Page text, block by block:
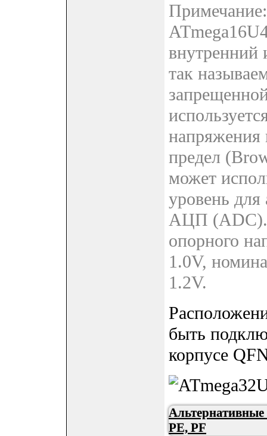
внутренний
так
напряжения
предел
может
уровень для
АЦП (ADC).
опорного
1.0V,
1.2V.
быть
корпусе
PE, PF